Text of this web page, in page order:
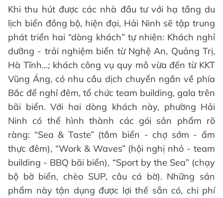
Khi thu hút được các nhà đầu tư với hạ tầng du
lịch biển đồng bộ, hiện đại, Hải Ninh sẽ tập trung
phát triển hai “dòng khách” tự nhiên: Khách nghỉ
dưỡng - trải nghiệm biển từ Nghệ An, Quảng Trị,
Hà Tĩnh...; khách công vụ quy mô vừa đến từ KKT
Vũng Áng, có nhu cầu dịch chuyển ngắn về phía
Bắc để nghỉ đêm, tổ chức team building, gala trên
bãi biển. Với hai dòng khách này, phường Hải
Ninh có thể hình thành các gói sản phẩm rõ
ràng: “Sea & Taste” (tắm biển - chợ sớm - ẩm
thực đêm), “Work & Waves” (hội nghị nhỏ - team
building - BBQ bãi biển), “Sport by the Sea” (chạy
bộ bờ biển, chèo SUP, câu cá bờ). Những sản
phẩm này tận dụng được lợi thế sẵn có, chi phí